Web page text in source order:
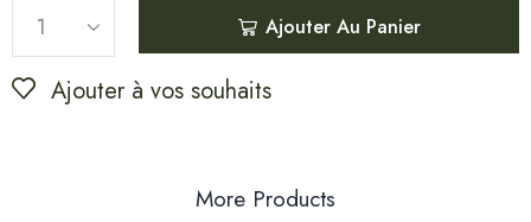
Ajouter Au Panier
Ajouter à vos souhaits
More Products